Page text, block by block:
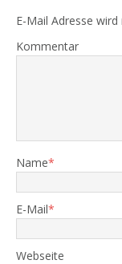
E-Mail Adresse
Kommentar
Name*
E-Mail*
Webseite